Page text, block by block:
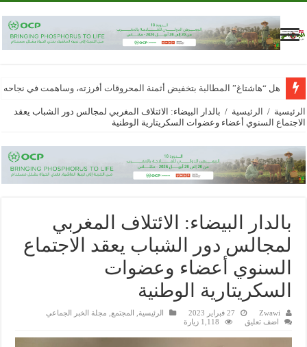
هل “هاشتاغ” المطالبة بتخفيض أثمنة المحروقات أفرزته، وساهمت في
الرئيسية / الرئيسية / بالدار البيضاء: الائتلاف المغربي لمجالس دور الشباب يعقد
الاجتماع السنوي أعضاء وعضوات السكريتارية الوطنية
بالدار البيضاء: الائتلاف المغربي
لمجالس دور الشباب يعقد الاجتماع
السنوي أعضاء وعضوات
السكريتارية الوطنية
Zwawi 27 فبراير 2023 الرئيسية المجتمع
مجلة الخبر الجماعي
اضف تعليق
1,118 زيارة